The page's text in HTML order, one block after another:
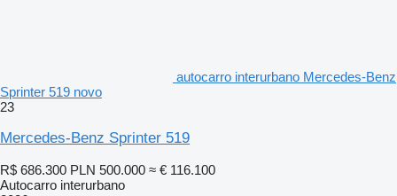
autocarro interurbano Mercedes-Benz
Sprinter 519 novo
23
Mercedes-Benz Sprinter 519
R$ 686.300 PLN 500.000 ≈ € 116.100
Autocarro interurbano